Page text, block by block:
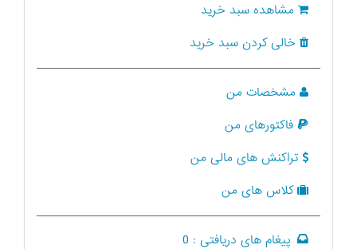
مشاهده سبد خرید
خالی کردن سبد خرید
مشخصات من
فاکتورهای من
تراکنش های مالی من
کلاس های من
پیغام های دریافتی : 0